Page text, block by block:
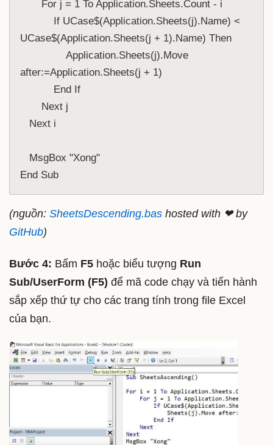
UCase$(Application.Sheets(j + 1).Name) Then
after:=Application.Sheets(j + 1)
End Sub
(nguồn: SheetsDescending.bas hosted with ❤ by
GitHub)
Bước 4: Bấm F5 hoặc biểu tượng Run
Sub/UserForm (F5) để mã code chạy và tiến hành
sắp xếp thứ tự cho các trang tính trong file Excel
của bạn.